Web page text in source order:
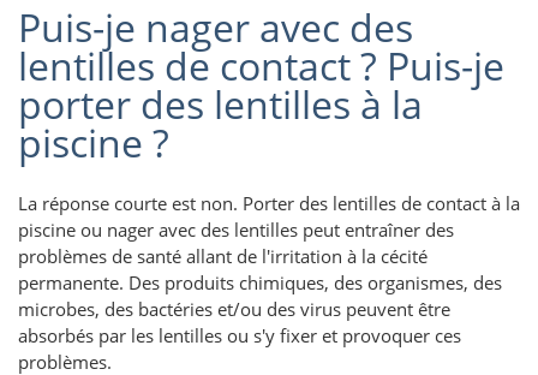
Puis-je nager avec des
lentilles de contact ? Puis-je
porter des lentilles à la
piscine ?
La réponse courte est non. Porter des lentilles de contact à la
piscine ou nager avec des lentilles peut entraîner des
problèmes de santé allant de l'irritation à la cécité
permanente. Des produits chimiques, des organismes, des
microbes, des bactéries et/ou des virus peuvent être
absorbés par les lentilles ou s'y fixer et provoquer ces
problèmes.